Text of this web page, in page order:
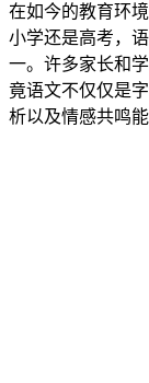
在如今的教育环
小学还是高考，
一。许多家长和
竟语文不仅仅是
析以及情感共鸣能